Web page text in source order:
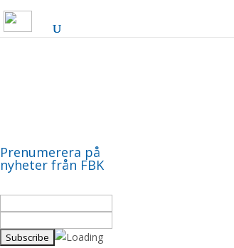
Prenumerera på
nyheter från FBK